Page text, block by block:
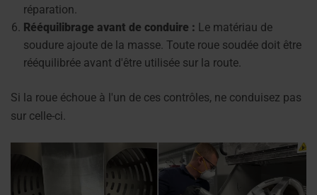
réparation.
Rééquilibrage avant de conduire : Le matériau de
soudure ajoute de la masse. Toute roue soudée doit être
rééquilibrée avant d'être utilisée sur la route.
Si la roue échoue à l'un de ces contrôles, ne conduisez pas
sur celle-ci.